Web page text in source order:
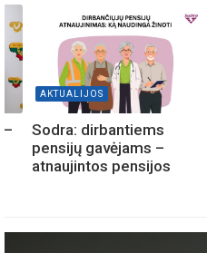
–
AKTUALIJOS
Sodra: dirbantiems
pensijų gavėjams –
atnaujintos pensijos